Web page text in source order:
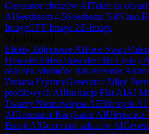
Generator obrazów AITekst na obraz
AISeedream 4.5Seedream 5.0Nano
ImageGPT Image 2Z-Image
Efekty Zdjęciowe AIFace Swap
UpscalerVideo UpscalerFiltr Łysiny
okładek albumów AIGenerator
Zmiana FryzuryGenerator Zdjęć
profilowych AIIlustracje Flat AIAI
Twarzy Niemowlęcia AIFiltr stylu AI
AIGenerator Karykatur AIUlepszacz
Emoji AIGenerator szkiców AI